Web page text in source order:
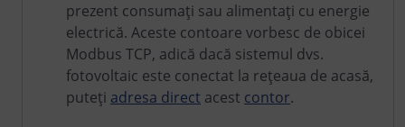
prezent consumați sau alimentați cu energie
electrică. Aceste contoare vorbesc de obicei
Modbus TCP, adică dacă sistemul dvs.
fotovoltaic este conectat la rețeaua de acasă,
puteți adresa direct acest contor.